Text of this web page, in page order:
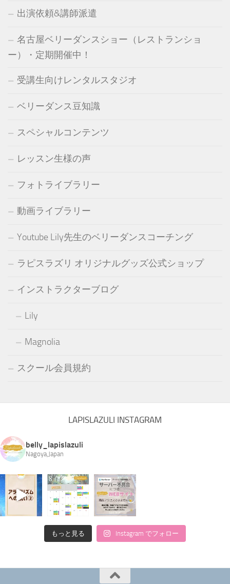
出演依頼&講師派遣
名古屋ベリーダンスショー（レストランショ
ー）・定期開催中！
受講生向けレンタルスタジオ
ベリーダンス豆知識
スペシャルコンテンツ
レッスン生様の声
フォトライブラリー
動画ライブラリー
Youtube Lily先生のベリーダンスコーチング
ラピスラズリ オリジナルグッズ公式ショップ
インストラクターブログ
Lily
Magnolia
スクール会員規約
LAPISLAZULI INSTAGRAM
belly_lapislazuli
Nagoya,Japan
もっと見る Instagram でフォロー